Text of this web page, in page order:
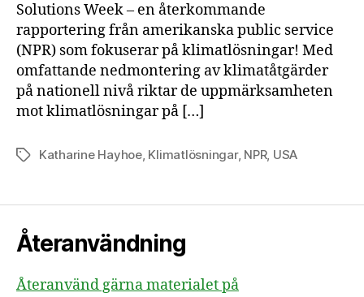
Solutions Week – en återkommande
rapportering från amerikanska public service
(NPR) som fokuserar på klimatlösningar! Med
omfattande nedmontering av klimatåtgärder
på nationell nivå riktar de uppmärksamheten
mot klimatlösningar på […]
EtiketterKatharine Hayhoe, Klimatlösningar, NPR, USA
Återanvändning
Återanvänd gärna materialet på